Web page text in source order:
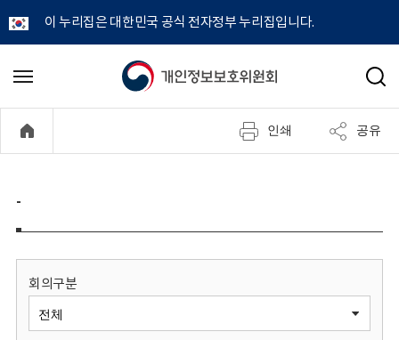
이 누리집은 대한민국 공식 전자정부 누리집입니다.
개
정
보
메
기
검
인쇄 공유
-
회의구분